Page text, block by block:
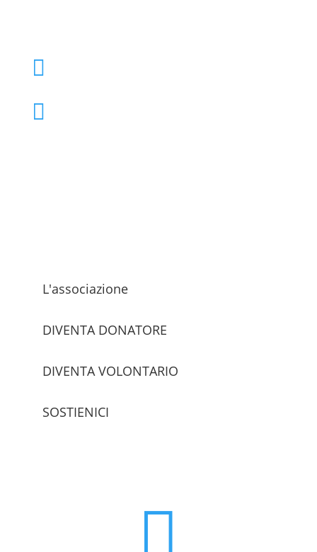


L'associazione
DIVENTA DONATORE
DIVENTA VOLONTARIO
SOSTIENICI
